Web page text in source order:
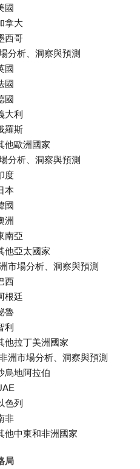
國
拿大
西哥
分析、洞察與預測
國
國
國
大利
羅斯
他歐洲國家
分析、洞察與預測
度
本
國
洲
南亞
他亞太國家
市場分析、洞察與預測
西
根廷
魯
利
他拉丁美洲國家
洲市場分析、洞察與預測
烏地阿拉伯
色列
非
他中東和非洲國家
局